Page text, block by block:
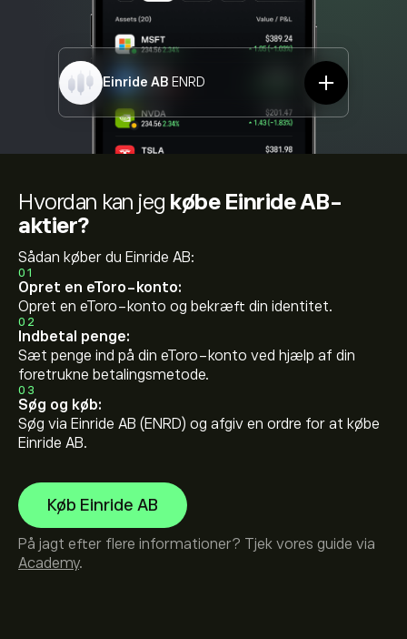
Einride AB ENRD
Hvordan kan jeg købe Einride AB-
aktier?
Sådan køber du Einride AB:
01
Opret en eToro-konto:
Opret en eToro-konto og bekræft din identitet.
02
Indbetal penge:
Sæt penge ind på din eToro-konto ved hjælp af din
foretrukne betalingsmetode.
03
Søg og køb:
Søg via Einride AB (ENRD) og afgiv en ordre for at købe
Einride AB.
Køb Einride AB
På jagt efter flere informationer? Tjek vores guide via
Academy.